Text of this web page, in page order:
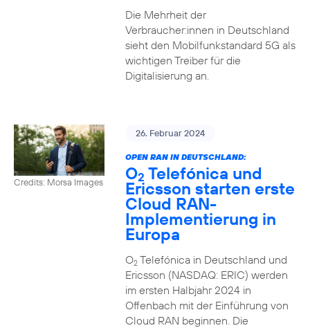
Die Mehrheit der
Verbraucher:innen in Deutschland
sieht den Mobilfunkstandard 5G als
wichtigen Treiber für die
Digitalisierung an.
Credits: Morsa Images
26. Februar 2024
OPEN RAN IN DEUTSCHLAND:
O2 Telefónica und
Ericsson starten erste
Cloud RAN-
Implementierung in
Europa
O2Telefónica in Deutschland und
Ericsson (NASDAQ: ERIC) werden
im ersten Halbjahr 2024 in
Offenbach mit der Einführung von
Cloud RAN beginnen. Die